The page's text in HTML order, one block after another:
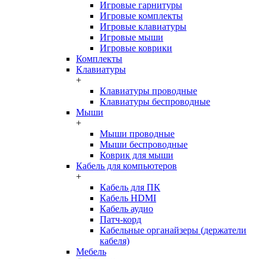
Игровые гарнитуры
Игровые комплекты
Игровые клавиатуры
Игровые мыши
Игровые коврики
Комплекты
Клавиатуры
+
Клавиатуры проводные
Клавиатуры беспроводные
Мыши
+
Мыши проводные
Мыши беспроводные
Коврик для мыши
Кабель для компьютеров
+
Кабель для ПК
Кабель HDMI
Кабель аудио
Патч-корд
Кабельные органайзеры (держатели
кабеля)
Мебель